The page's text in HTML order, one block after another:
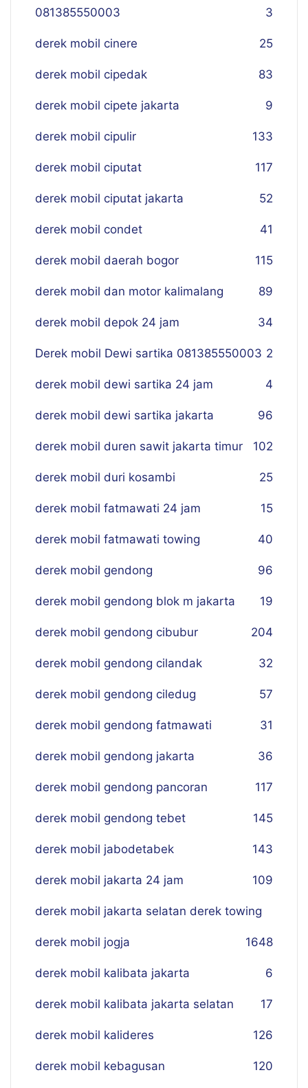
081385550003 3
derek mobil cinere 25
derek mobil cipedak 83
derek mobil cipete jakarta 9
derek mobil cipulir 133
derek mobil ciputat 117
derek mobil ciputat jakarta 52
derek mobil condet 41
derek mobil daerah bogor 115
derek mobil dan motor kalimalang 89
derek mobil depok 24 jam 34
Derek mobil Dewi sartika 081385550003 2
derek mobil dewi sartika 24 jam 4
derek mobil dewi sartika jakarta 96
derek mobil duren sawit jakarta timur 102
derek mobil duri kosambi 25
derek mobil fatmawati 24 jam 15
derek mobil fatmawati towing 40
derek mobil gendong 96
derek mobil gendong blok m jakarta 19
derek mobil gendong cibubur 204
derek mobil gendong cilandak 32
derek mobil gendong ciledug 57
derek mobil gendong fatmawati 31
derek mobil gendong jakarta 36
derek mobil gendong pancoran 117
derek mobil gendong tebet 145
derek mobil jabodetabek 143
derek mobil jakarta 24 jam 109
derek mobil jakarta selatan derek towing
48
derek mobil jogja 16
derek mobil kalibata jakarta 6
derek mobil kalibata jakarta selatan 17
derek mobil kalideres 126
derek mobil kebagusan 120